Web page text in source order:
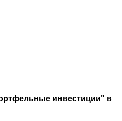
инвестиции" в